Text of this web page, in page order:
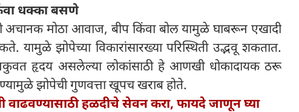
धक्का बसणे
अचानक मोठा आवाज, बीप किंवा बोल यामुळे घाबरून एखादी
यामुळे झोपेच्या विकारांसारख्या परिस्थिती उद्भवू शकतात.
हृदय असलेल्या लोकांसाठी हे आणखी धोकादायक ठरू
झोपेची गुणवत्ता खूपच खराब होते.
वाढवण्यासाठी हळदीचे सेवन करा, फायदे जाणून घ्या